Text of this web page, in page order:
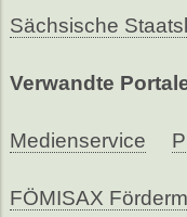
Sächsische
Verwandte
Medienservice
FÖMISAX